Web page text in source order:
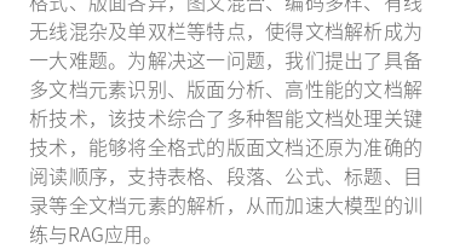
无线混杂及单双栏等特点，使得文档解析成为
一大难题。为解决这一问题，我们提出了具备
多文档元素识别、版面分析、高性能的文档解
析技术，该技术综合了多种智能文档处理关键
技术，能够将全格式的版面文档还原为准确的
阅读顺序，支持表格、段落、公式、标题、目
录等全文档元素的解析，从而加速大模型的训
练与RAG应用。